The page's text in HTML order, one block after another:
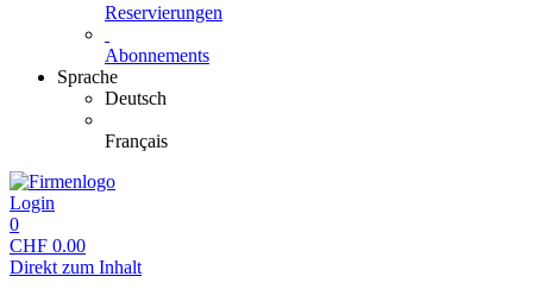
Reservierungen
Abonnements
Sprache
Deutsch
Français
Login
0
CHF 0.00
Direkt zum Inhalt